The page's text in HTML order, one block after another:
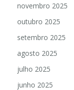
novembro 2025
outubro 2025
setembro 2025
agosto 2025
julho 2025
junho 2025